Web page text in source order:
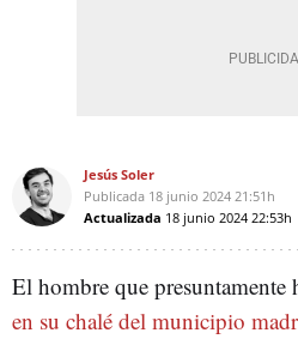
Jesús Soler
Publicada 18 junio 2024 21:51h
Actualizada 18 junio 2024 22:53h
El hombre que presuntamente
en su chalé del municipio